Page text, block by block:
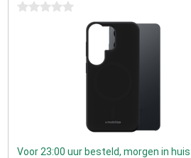
0 sterren
Voor 23:00 uur besteld, morgen in huis